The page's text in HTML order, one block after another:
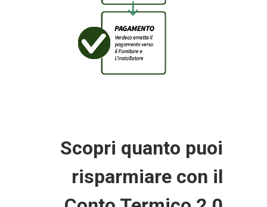
Scopri quanto puoi
risparmiare con il